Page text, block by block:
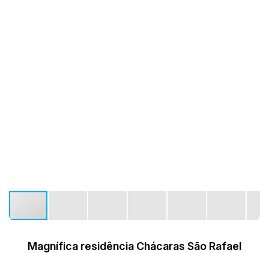
Magnífica residência Chácaras São Rafael